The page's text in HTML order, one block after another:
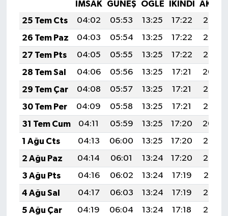
İMSAK GÜNEŞ ÖĞLE İKINDI
25 Tem Cts
04:02 05:53 13:25 17:22
20:46
26 Tem Paz
04:03 05:54 13:25 17:22
20:46
27 Tem Pts
04:05 05:55 13:25 17:22
20:45
28 Tem Sal
04:06 05:56 13:25 17:21
20:44
29 Tem Çar
04:08 05:57 13:25 17:21
20:43
30 Tem Per
04:09 05:58 13:25 17:21
20:42
31 Tem Cum
04:11 05:59 13:25 17:20
20:40
1 Ağu Cts
04:13 06:00 13:25 17:20
20:39
2 Ağu Paz
04:14 06:01 13:24 17:20
20:38
3 Ağu Pts
04:16 06:02 13:24 17:19
20:37
4 Ağu Sal
04:17 06:03 13:24 17:19
20:36
5 Ağu Çar
04:19 06:04 13:24 17:18
20:35